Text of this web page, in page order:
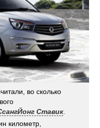
во сколько
Ставик.
километр,